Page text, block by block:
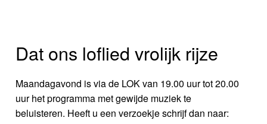
Dat ons loflied vrolijk rijze
Maandagavond is via de LOK van 19.00 uur tot 20.00
uur het programma met gewijde muziek te
beluisteren. Heeft u een verzoekje schrijf dan naar: